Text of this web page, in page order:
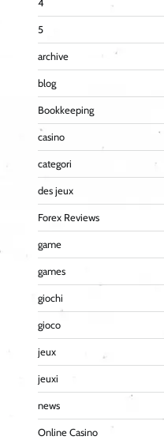
4
5
archive
blog
Bookkeeping
casino
categori
des jeux
Forex Reviews
game
games
giochi
gioco
jeux
jeuxi
news
Online Casino